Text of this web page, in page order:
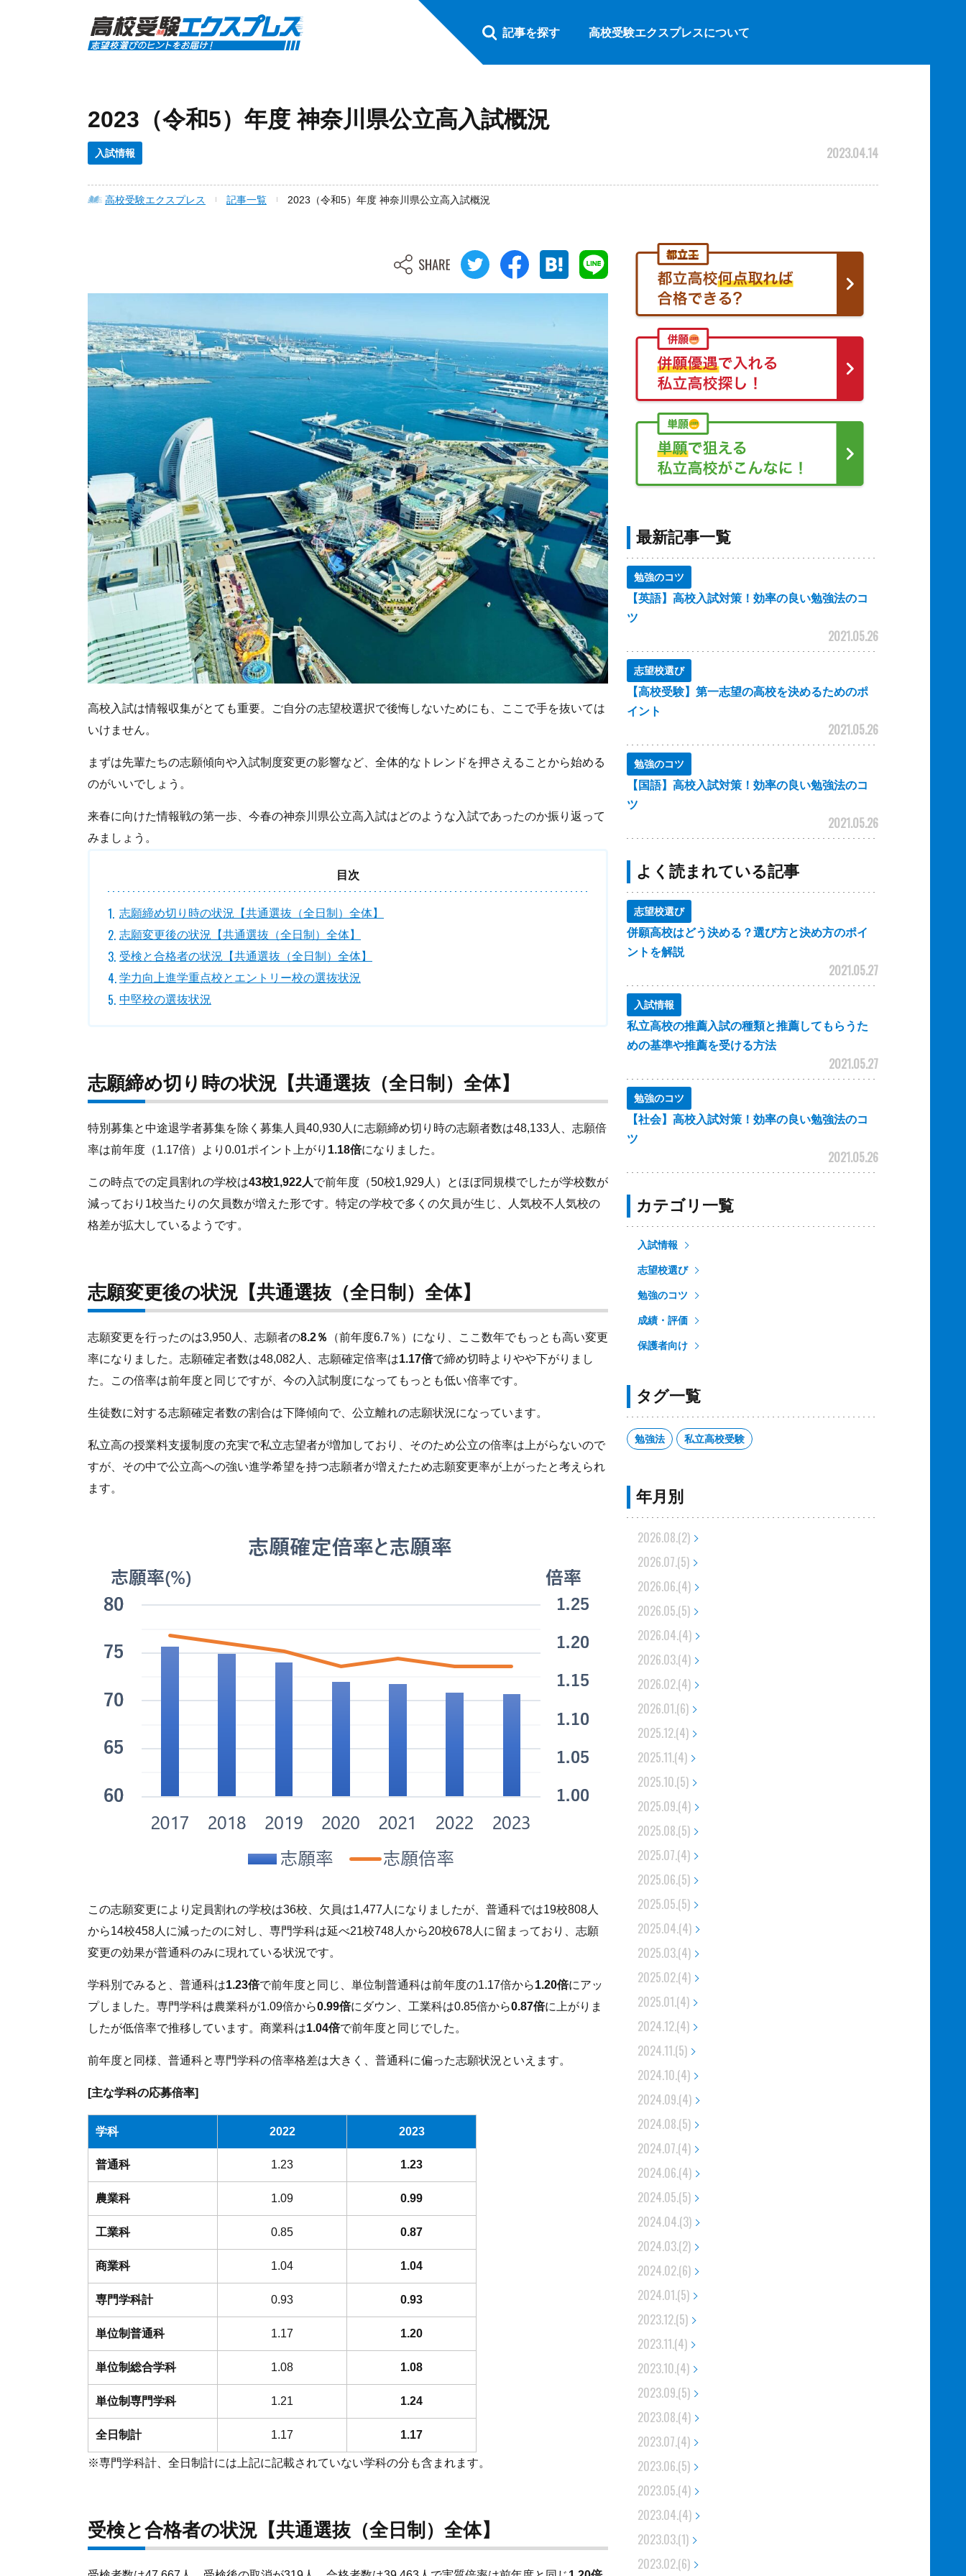
記事を探す 高校受験エクスプレスについて
2023（令和5）年度 神奈川県公立高入試概況
入試情報 2023.04.14
高校受験エクスプレス 記事一覧 2023（令和5）年度 神奈川県公立高入試概況
高校入試は情報収集がとても重要。ご自分の志望校選択で後悔しないためにも、ここで手を抜いては
いけません。
まずは先輩たちの志願傾向や入試制度変更の影響など、全体的なトレンドを押さえることから始める
のがいいでしょう。
来春に向けた情報戦の第一歩、今春の神奈川県公立高入試はどのような入試であったのか振り返って
みましょう。
目次
志願締め切り時の状況【共通選抜（全日制）全体】
志願変更後の状況【共通選抜（全日制）全体】
受検と合格者の状況【共通選抜（全日制）全体】
学力向上進学重点校とエントリー校の選抜状況
中堅校の選抜状況
志願締め切り時の状況【共通選抜（全日制）全体】
特別募集と中途退学者募集を除く募集人員40,930人に志願締め切り時の志願者数は48,133人、志願倍
率は前年度（1.17倍）より0.01ポイント上がり 1.18倍になりました。
この時点での定員割れの学校は43校1,922人で前年度（50校1,929人）とほぼ同規模でしたが学校数が
減っており1校当たりの欠員数が増えた形です。特定の学校で多くの欠員が生じ、人気校不人気校の
格差が拡大しているようです。
志願変更後の状況【共通選抜（全日制）全体】
志願変更を行ったのは3,950人、志願者の8.2％
（前年度6.7％）になり、ここ数年でもっとも高い変更
率になりました。志願確定者数は48,082人、志願確定倍率は1.17倍で締め切時よりやや下がりまし
た。この倍率は前年度と同じですが、今の入試制度になってもっとも低い倍率です。
生徒数に対する志願確定者数の割合は下降傾向で、公立離れの志願状況になっています。
私立高の授業料支援制度の充実で私立志望者が増加しており、そのため公立の倍率は上がらないので
すが、その中で公立高への強い進学希望を持つ志願者が増えたため志願変更率が上がったと考えられ
ます。
この志願変更により定員割れの学校は36校、欠員は1,477人になりましたが、普通科では19校808人
から14校458人に減ったのに対し、専門学科は延べ21校748人から20校678人に留まっており、志願
変更の効果が普通科のみに現れている状況です。
学科別でみると、普通科は1.23倍で前年度と同じ、単位制普通科は前年度の1.17倍から1.20倍にアッ
プしました。専門学科は農業科が1.09倍から0.99倍にダウン、工業科は0.85倍から0.87倍に上がりま
したが低倍率で推移しています。商業科は1.04倍で前年度と同じでした。
前年度と同様、普通科と専門学科の倍率格差は大きく、普通科に偏った志願状況といえます。
[主な学科の応募倍率]
学科 2022 2023
普通科 1.23 1.23
農業科 1.09 0.99
工業科 0.85 0.87
商業科 1.04 1.04
専門学科計 0.93 0.93
単位制普通科 1.17 1.20
単位制総合学科 1.08 1.08
単位制専門学科 1.21 1.24
全日制計 1.17 1.17
※専門学科計、全日制計には上記に記載されていない学科の分も含まれます。
受検と合格者の状況【共通選抜（全日制）全体】
最新記事一覧
勉強のコツ
【英語】高校入試対策！効率の良い勉強法のコ
ツ
2021.05.26
志望校選び
【高校受験】第一志望の高校を決めるためのポ
イント
2021.05.26
勉強のコツ
【国語】高校入試対策！効率の良い勉強法のコ
ツ
2021.05.26
よく読まれている記事
志望校選び
併願高校はどう決める？選び方と決め方のポイ
ントを解説
2021.05.27
入試情報
私立高校の推薦入試の種類と推薦してもらうた
めの基準や推薦を受ける方法
2021.05.27
勉強のコツ
【社会】高校入試対策！効率の良い勉強法のコ
ツ
2021.05.26
カテゴリ一覧
入試情報
志望校選び
勉強のコツ
成績・評価
保護者向け
タグ一覧
勉強法 私立高校受験
年月別
2026.08.(2)
2026.07.(5)
2026.06.(4)
2026.05.(5)
2026.04.(4)
2026.03.(4)
2026.02.(4)
2026.01.(6)
2025.12.(4)
2025.11.(4)
2025.10.(5)
2025.09.(4)
2025.08.(5)
2025.07.(4)
2025.06.(5)
2025.05.(5)
2025.04.(4)
2025.03.(4)
2025.02.(4)
2025.01.(4)
2024.12.(4)
2024.11.(5)
2024.10.(4)
2024.09.(4)
2024.08.(5)
2024.07.(4)
2024.06.(4)
2024.05.(5)
2024.04.(3)
2024.03.(2)
2024.02.(6)
2024.01.(5)
2023.12.(5)
2023.11.(4)
2023.10.(4)
2023.09.(5)
2023.08.(4)
2023.07.(4)
2023.06.(5)
2023.05.(4)
2023.04.(4)
2023.03.(1)
2023.02.(6)